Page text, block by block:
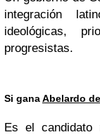
integración
ideológicas,
progresistas.
Si ganaAbelardo
Es el candidato